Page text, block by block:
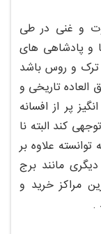
و غنی در طی
و پادشاهی های
ترک و روس باشد
تاریخی و
پر از افسانه
کند البته نا
علاوه بر
مانند برج
مراکز خرید و
.